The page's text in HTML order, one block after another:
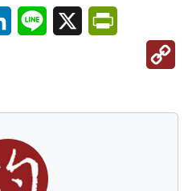
LinkedInLine X